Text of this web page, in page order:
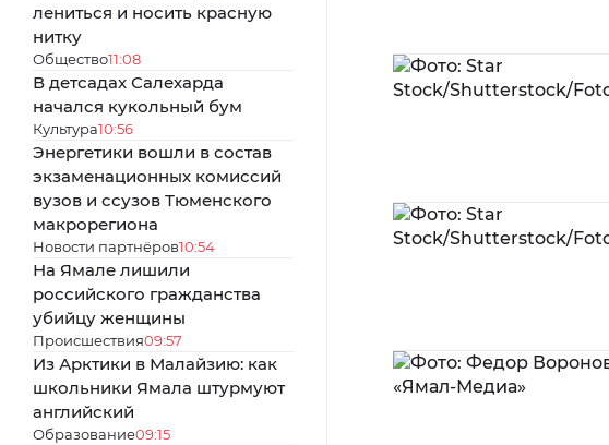
лениться и носить красную
нитку
Общество11:08
В детсадах Салехарда
начался кукольный бум
Культура10:56
Энергетики вошли в состав
экзаменационных комиссий
вузов и ссузов Тюменского
макрорегиона
Новости партнёров10:54
На Ямале лишили
российского гражданства
убийцу женщины
Происшествия09:57
Из Арктики в Малайзию: как
школьники Ямала штурмуют
английский
Образование09:15